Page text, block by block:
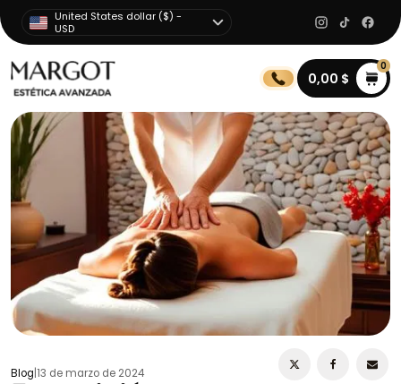
United States dollar ($) -
USD
0,00 $
0
Blog 13 de marzo de 2024